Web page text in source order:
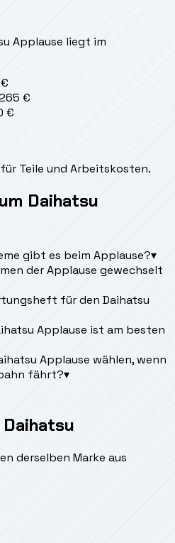
Applause liegt im
€
€
€
Teile und Arbeitskosten.
Daihatsu
gibt es beim Applause?▾
der Applause gewechselt
für den Daihatsu
Applause ist am besten
Applause wählen, wenn
fährt?▾
derselben Marke aus